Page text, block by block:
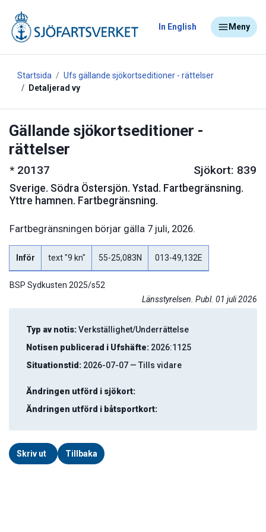
In English Meny
Startsida
Ufs gällande sjökortseditioner - rättelser
Detaljerad vy
Gällande sjökortseditioner -
rättelser
* 20137 Sjökort: 839
Sverige. Södra Östersjön. Ystad. Fartbegränsning.
Yttre hamnen. Fartbegränsning.
Fartbegränsningen börjar gälla 7 juli, 2026.
Inför text "9 kn" 55-25,083N 013-49,132E
BSP Sydkusten 2025/s52
Länsstyrelsen. Publ. 01 juli 2026
Typ av notis:Verkställighet/Underrättelse
Notisen publicerad i Ufshäfte: 2026:1125
Situationstid: 2026-07-07 — Tills vidare
Ändringen utförd i sjökort:
Ändringen utförd i båtsportkort:
Skriv ut Tillbaka